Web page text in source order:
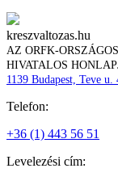
kreszvaltozas.hu
AZ ORFK-
HIVATALOS
1139 Budapest, Teve u.
Telefon:
+36 (1) 443 56 51
Levelezési cím: